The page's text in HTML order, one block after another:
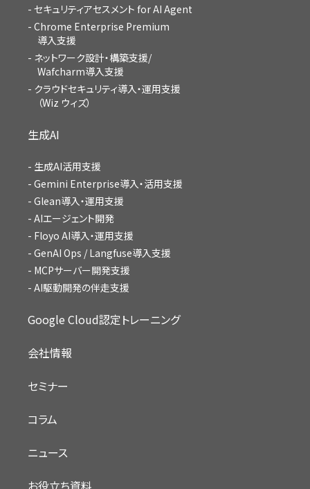
セキュリティアセスメント for AI Agent
Chrome Enterprise Premium
導入支援
ネットワーク設計・構築支援/
Wafcharm導入支援
クラウドセキュリティ導入・運用支援
（Wiz ウィズ）
生成AI
生成AI活用支援
Gemini Enterprise導入・活用支援
Glean導入・運用支援
AIエージェント開発
Floyo AI導入・運用支援
GenAI Ops / Langfuse導入支援
MCPサーバー開発支援
AI駆動開発の伴走支援
Google Cloud認定トレーニング
会社情報
セミナー
コラム
ニュース